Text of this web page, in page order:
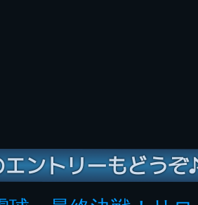
ントリーもどうぞ